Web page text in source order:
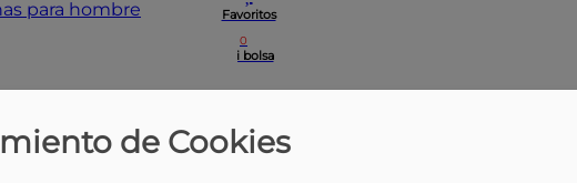
Favoritos
0
Mi bolsa
para hombre
de Cookies